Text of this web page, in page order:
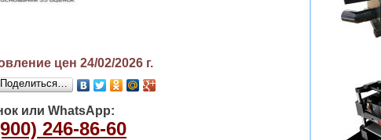
цен 24/02/2026 г.
Поделиться…
или WhatsApp:
246-86-60